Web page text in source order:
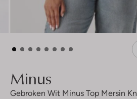
Minus
Gebroken Wit Minus Top Mersin